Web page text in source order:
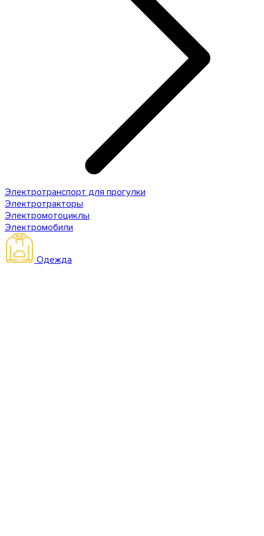
Электротранспорт для прогулки
Электротракторы
Электромотоциклы
Электромобили
Одежда